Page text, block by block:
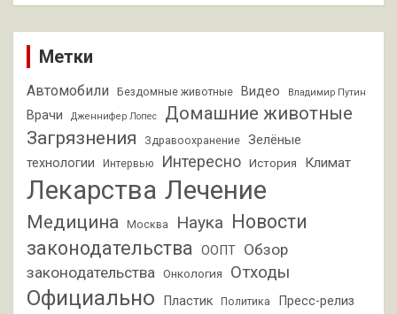
Метки
Автомобили Бездомные животные Видео Владимир Путин
Врачи Дженнифер Лопес
Домашние животные
Загрязнения
Здравоохранение
Зелёные
технологии
Интервью Интересно История Климат
Лекарства Лечение
Медицина Москва Наука Новости
законодательства ООПТ Обзор
законодательства Онкология Отходы
Официально Пластик Политика Пресс-релиз